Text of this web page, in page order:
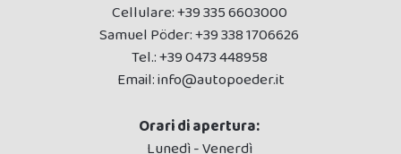
Cellulare:+39 335 6603000
Samuel Pöder:+39 338 1706626
Tel.:+39 0473 448958
Email:info@autopoeder.it
Orari di apertura: